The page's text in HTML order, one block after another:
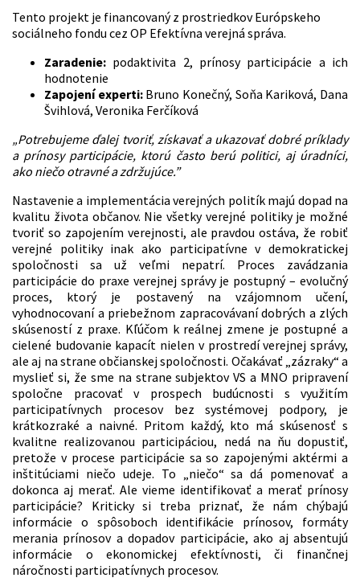
Tento projekt je financovaný z prostriedkov Európskeho
sociálneho fondu cez OP Efektívna verejná správa.
Zaradenie: podaktivita 2, prínosy participácie a ich
hodnotenie
Zapojení experti:Bruno Konečný, Soňa Kariková, Dana
Švihlová, Veronika Ferčíková
„Potrebujeme ďalej tvoriť, získavať a ukazovať dobré príklady
a prínosy participácie, ktorú často berú politici, aj úradníci,
ako niečo otravné a zdržujúce.”
Nastavenie a implementácia verejných politík majú dopad na
kvalitu života občanov. Nie všetky verejné politiky je možné
tvoriť so zapojením verejnosti, ale pravdou ostáva, že robiť
verejné politiky inak ako participatívne v demokratickej
spoločnosti sa už veľmi nepatrí. Proces zavádzania
participácie do praxe verejnej správy je postupný – evolučný
proces, ktorý je postavený na vzájomnom učení,
vyhodnocovaní a priebežnom zapracovávaní dobrých a zlých
skúseností z praxe. Kľúčom k reálnej zmene je postupné a
cielené budovanie kapacít nielen v prostredí verejnej správy,
ale aj na strane občianskej spoločnosti. Očakávať „zázraky“ a
myslieť si, že sme na strane subjektov VS a MNO pripravení
spoločne pracovať v prospech budúcnosti s využitím
participatívnych procesov bez systémovej podpory, je
krátkozraké a naivné. Pritom každý, kto má skúsenosť s
kvalitne realizovanou participáciou, nedá na ňu dopustiť,
pretože v procese participácie sa so zapojenými aktérmi a
inštitúciami niečo udeje. To „niečo“ sa dá pomenovať a
dokonca aj merať. Ale vieme identifikovať a merať prínosy
participácie? Kriticky si treba priznať, že nám chýbajú
informácie o spôsoboch identifikácie prínosov, formáty
merania prínosov a dopadov participácie, ako aj absentujú
informácie o ekonomickej efektívnosti, či finančnej
náročnosti participatívnych procesov.